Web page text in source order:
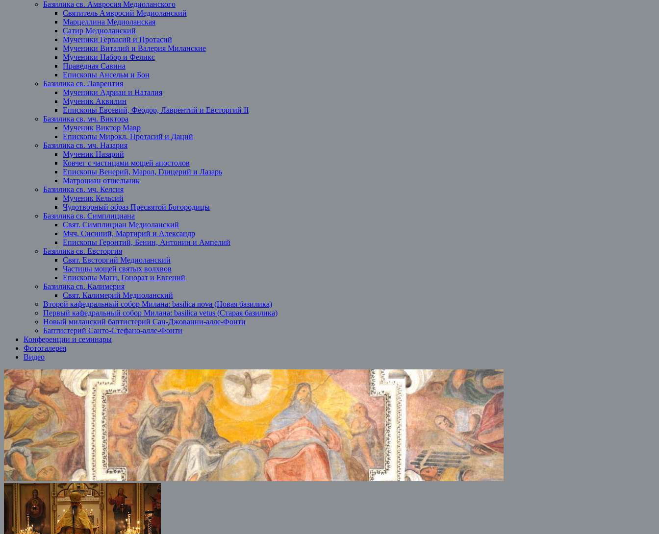
Базилика св. Амвросия Медиоланского
Святитель Амвросий Медиоланский
Марцеллина Медиоланская
Сатир Медиоланский
Мученики Гервасий и Протасий
Мученики Виталий и Валерия Миланские
Мученики Набор и Феликс
Праведная Савина
Епископы Ансельм и Бон
Базилика св. Лаврентия
Мученики Адриан и Наталия
Мученик Аквилин
Епископы Евсевий, Феодор, Лаврентий и Евсторгий II
Базилика св. мч. Виктора
Мученик Виктор Мавр
Епископы Мирокл, Протасий и Даций
Базилика св. мч. Назария
Мученик Назарий
Ковчег с частицами мощей апостолов
Епископы Венерий, Марол, Глицерий и Лазарь
Матрониан отшельник
Базилика св. мч. Келсия
Мученик Кельсий
Чудотворный образ Пресвятой Богородицы
Базилика св. Симплициана
Свят. Симплициан Медиоланский
Мчч. Сисиний, Мартирий и Александр
Епископы Геронтий, Бенин, Антонин и Ампелий
Базилика св. Евсторгия
Свят. Евсторгий Медиоланский
Частицы мощей святых волхвов
Епископы Магн, Гонорат и Евгений
Базилика св. Калимерия
Свят. Калимерий Медиоланский
Второй кафедральный собор Милана: basilica nova (Новая базилика)
Первый кафедральный собор Милана: basilica vetus (Старая базилика)
Новый миланский баптистерий Сан-Джованни-алле-Фонти
Баптистерий Санто-Стефано-алле-Фонти
Конференции и семинары
Фотогалерея
Видео